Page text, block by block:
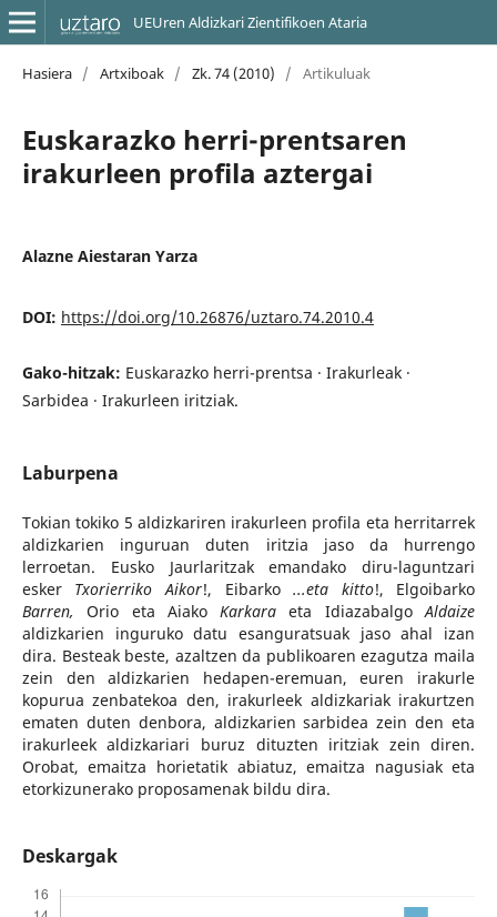
UEUren Aldizkari Zientifikoen Ataria
Hasiera / Artxiboak / Zk. 74 (2010) / Artikuluak
Euskarazko herri-prentsaren
irakurleen profila aztergai
Alazne Aiestaran Yarza
DOI: https://doi.org/10.26876/uztaro.74.2010.4
Gako-hitzak: Euskarazko herri-prentsa · Irakurleak ·
Sarbidea · Irakurleen iritziak.
Laburpena
Tokian tokiko 5 aldizkariren irakurleen profila eta herritarrek
aldizkarien inguruan duten iritzia jaso da hurrengo
lerroetan. Eusko Jaurlaritzak emandako diru-laguntzari
esker Txorierriko Aikor!, Eibarko...eta kitto!, Elgoibarko
Barren,Orio eta AiakoKarkaraeta IdiazabalgoAldaize
aldizkarien inguruko datu esanguratsuak jaso ahal izan
dira. Besteak beste, azaltzen da publikoaren ezagutza maila
zein den aldizkarien hedapen-eremuan, euren irakurle
kopurua zenbatekoa den, irakurleek aldizkariak irakurtzen
ematen duten denbora, aldizkarien sarbidea zein den eta
irakurleek aldizkariari buruz dituzten iritziak zein diren.
Orobat, emaitza horietatik abiatuz, emaitza nagusiak eta
etorkizunerako proposamenak bildu dira.
Deskargak